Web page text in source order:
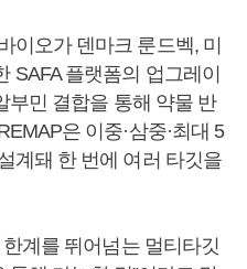
이오가 덴마크 룬드벡, 미
SAFA 플랫폼의 업그레이
부민 결합을 통해 약물 반
은 이중·삼중·최대 5
계돼 한 번에 여러 타깃을
한계를 뛰어넘는 멀티타깃